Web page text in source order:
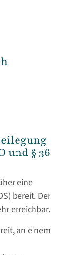
magnis
mus.
und § 36
eine
bereit. Der
erreichbar.
an einem